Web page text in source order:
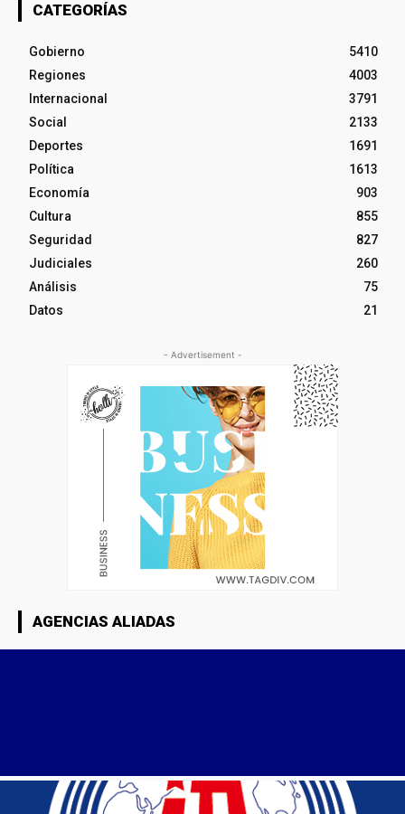
CATEGORÍAS
Gobierno
5410
Regiones
4003
Internacional
3791
Social
2133
Deportes
1691
Política
1613
Economía
903
Cultura
855
Seguridad
827
Judiciales
260
Análisis
75
Datos
21
- Advertisement -
AGENCIAS ALIADAS